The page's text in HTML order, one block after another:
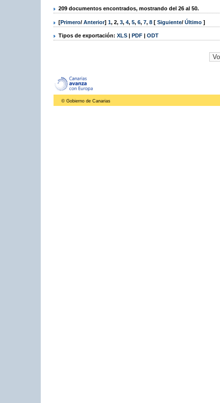
209 documentos encontrados, mostrando del 26 al 50.
[Primero/ Anterior] 1, 2, 3, 4, 5, 6, 7, 8 [ Siguiente/ Último ]
Tipos de exportación: XLS | PDF | ODT
© Gobierno de Canarias